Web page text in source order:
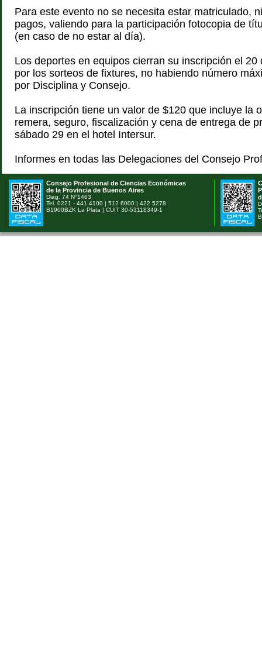
Para este evento no se necesita estar matriculado,
pagos, valiendo para la participación fotocopia de
(en caso de no estar al día).
Los deportes en equipos cierran su inscripción el 20
por los sorteos de fixtures, no habiendo número
por Disciplina y Consejo.
La inscripción tiene un valor de $120 que incluye la
remera, seguro, fiscalización y cena de entrega de
sábado 29 en el hotel Intersur.
Informes en todas las Delegaciones del Consejo
Consejo Profesional de Ciencias Económicas
de la Provincia de Buenos Aires
Diag. 74 N°1463
Tel. 0221 - 441 4100 | 512 6000 | 422 5278
B1900BZK La Plata | CUIT 30-53118349-1